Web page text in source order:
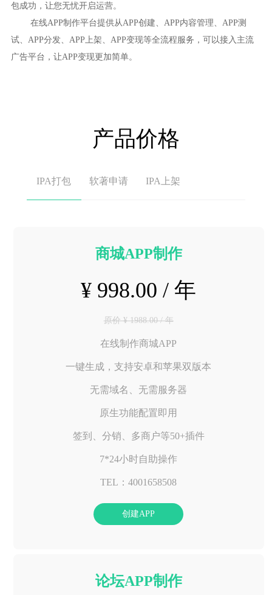
包成功，让您无忧开启运营。
在线APP制作平台提供从APP创建、APP内容管理、APP测
试、APP分发、APP上架、APP变现等全流程服务，可以接入主流
广告平台，让APP变现更加简单。
产品价格
IPA打包 软著申请 IPA上架
商城APP制作
¥ 998.00 / 年
原价 ¥ 1988.00 / 年
在线制作商城APP
一键生成，支持安卓和苹果双版本
无需域名、无需服务器
原生功能配置即用
签到、分销、多商户等50+插件
7*24小时自助操作
TEL：4001658508
创建APP
论坛APP制作